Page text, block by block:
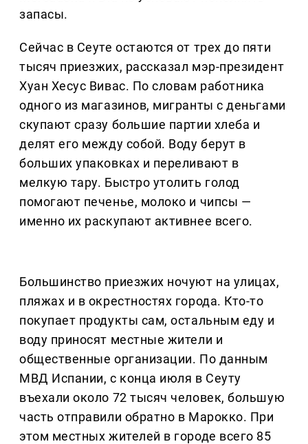
запасы.
Сейчас в Сеуте остаются от трех до пяти
тысяч приезжих, рассказал мэр-президент
Хуан Хесус Вивас. По словам работника
одного из магазинов, мигранты с деньгами
скупают сразу большие партии хлеба и
делят его между собой. Воду берут в
больших упаковках и переливают в
мелкую тару. Быстро утолить голод
помогают печенье, молоко и чипсы —
именно их раскупают активнее всего.
Большинство приезжих ночуют на улицах,
пляжах и в окрестностях города. Кто-то
покупает продукты сам, остальным еду и
воду приносят местные жители и
общественные организации. По данным
МВД Испании, с конца июля в Сеуту
въехали около 72 тысяч человек, большую
часть отправили обратно в Марокко. При
этом местных жителей в городе всего 85